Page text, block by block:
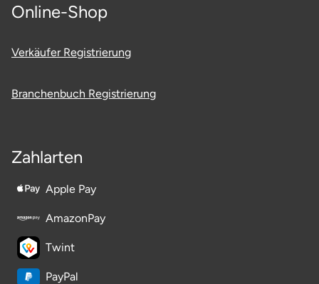
Online-Shop
Verkäufer Registrierung
Branchenbuch Registrierung
Zahlarten
Apple Pay
AmazonPay
Twint
PayPal